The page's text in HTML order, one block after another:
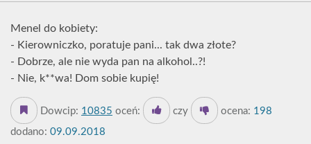
Menel do kobiety:
- Kierowniczko, poratuje pani... tak dwa złote?
- Dobrze, ale nie wyda pan na alkohol..?!
- Nie, k**wa! Dom sobie kupię!
Dowcip: 10835 oceń: czy ocena: 198
dodano: 09.09.2018